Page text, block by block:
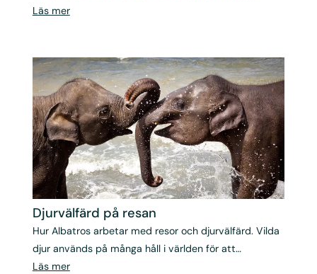
2012.
Läs mer
Djurvälfärd på resan
Hur Albatros arbetar med resor och djurvälfärd. Vilda
djur används på många håll i världen för att
underhålla turister.
Läs mer